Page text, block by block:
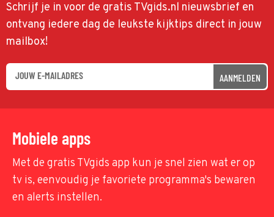
Schrijf je in voor de gratis TVgids.nl nieuwsbrief en
ontvang iedere dag de leukste kijktips direct in jouw
mailbox!
AANMELDEN
Mobiele apps
Met de gratis TVgids app kun je snel zien wat er op
tv is, eenvoudig je favoriete programma's bewaren
en alerts instellen.